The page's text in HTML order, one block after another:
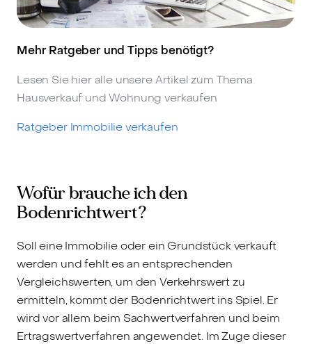
Mehr Ratgeber und Tipps benötigt?
Lesen Sie hier alle unsere Artikel zum Thema
Hausverkauf und Wohnung verkaufen
Ratgeber Immobilie verkaufen
Wofür brauche ich den
Bodenrichtwert?
Soll eine Immobilie oder ein Grundstück verkauft
werden und fehlt es an entsprechenden
Vergleichswerten, um den Verkehrswert zu
ermitteln, kommt der Bodenrichtwert ins Spiel. Er
wird vor allem beim Sachwertverfahren und beim
Ertragswertverfahren angewendet. Im Zuge dieser